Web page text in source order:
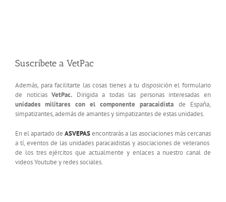
Suscríbete a VetPac
Además, para facilitarte las cosas tienes a tu disposición el formulario
de noticiasVetPac. Dirigida a todas las personas interesadas en
unidades militares con el componente paracaidista de España,
simpatizantes, además de amantes y simpatizantes de estas unidades.
En el apartado de ASVEPASencontrarás a las asociaciones más cercanas
a tí, eventos de las unidades paracaidistas y asociaciones de veteranos
de los tres ejércitos que actualmente y enlaces a nuestro canal de
videos Youtube y redes sociales.